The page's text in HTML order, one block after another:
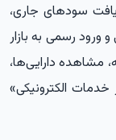
سودهای جاری،
رسمی به بازار
مشاهده دارایی‌ها،
الکترونیکی»